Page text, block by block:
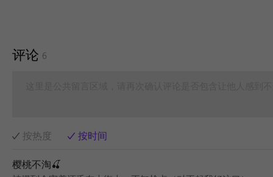
评论 6
按热度
按时间
樱桃不淘🍒